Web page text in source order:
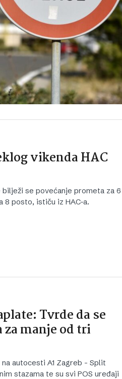
vikenda HAC
se povećanje prometa za 6
8 posto, ističu iz HAC-a.
Tvrde da se
manje od tri
autocesti A1 Zagreb - Split
stazama te su svi POS uređaji